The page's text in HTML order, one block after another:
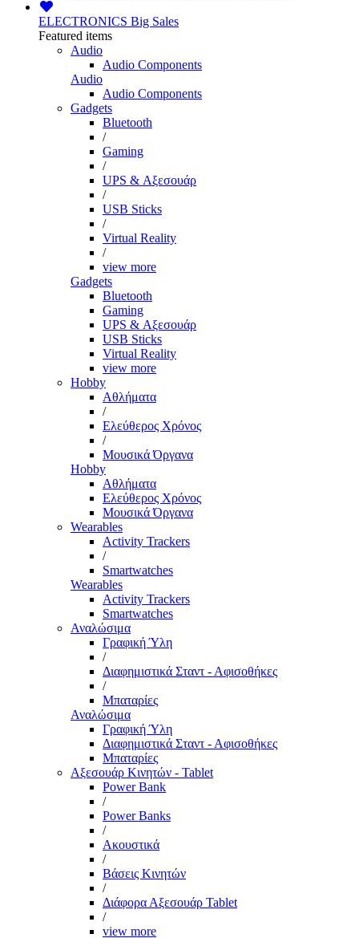
ELECTRONICS Big Sales
Featured items
Audio
Audio Components
Audio
Audio Components
Gadgets
Bluetooth
/
Gaming
/
UPS & Αξεσουάρ
/
USB Sticks
/
Virtual Reality
/
view more
Gadgets
Bluetooth
Gaming
UPS & Αξεσουάρ
USB Sticks
Virtual Reality
view more
Hobby
Αθλήματα
/
Ελεύθερος Χρόνος
/
Μουσικά Όργανα
Hobby
Αθλήματα
Ελεύθερος Χρόνος
Μουσικά Όργανα
Wearables
Activity Trackers
/
Smartwatches
Wearables
Activity Trackers
Smartwatches
Αναλώσιμα
Γραφική Ύλη
/
Διαφημιστικά Σταντ - Αφισοθήκες
/
Μπαταρίες
Αναλώσιμα
Γραφική Ύλη
Διαφημιστικά Σταντ - Αφισοθήκες
Μπαταρίες
Αξεσουάρ Κινητών - Tablet
Power Bank
/
Power Banks
/
Ακουστικά
/
Βάσεις Κινητών
/
Διάφορα Αξεσουάρ Tablet
/
view more